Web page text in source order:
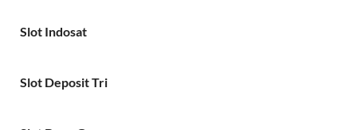
Slot Indosat
Slot Deposit Tri